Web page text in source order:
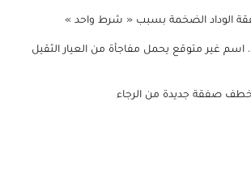
الوداد الضخمة بسبب « شرط واحد »
اسم غير متوقع يحمل مفاجأة من العيار الثقيل
خطف صفقة جديدة من الرجاء